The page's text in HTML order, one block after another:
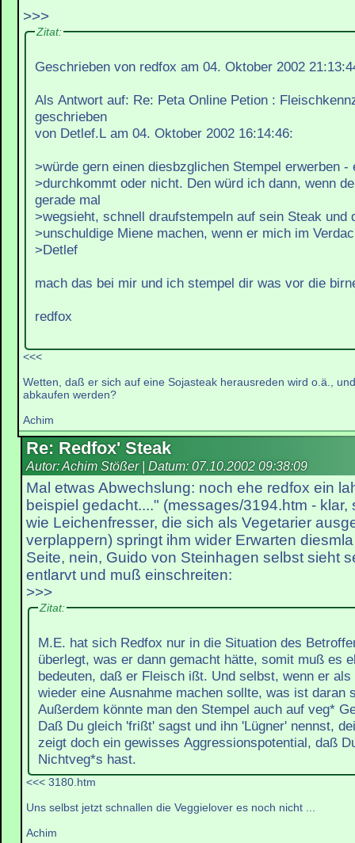
>>>
Zitat:
Geschrieben von redfox am 04. Oktober 2002
Als Antwort auf: Re: Peta Online Petion :
geschrieben
von Detlef.L am 04. Oktober 2002 16:14:46:
>würde gern einen diesbzglichen Stempel erwerben -
>durchkommt oder nicht. Den würd ich dann, wenn
gerade mal
>wegsieht, schnell draufstempeln auf sein Steak und
>unschuldige Miene machen, wenn er mich im
>Detlef
mach das bei mir und ich stempel dir was vor die
redfox
<<<
Wetten, daß er sich auf eine Sojasteak herausreden wird o.ä.,
abkaufen werden?
Achim
Re: Redfox' Steak
Autor: Achim Stößer | Datum: 07.10.2002 09:38:09
Mal etwas Abwechslung: noch ehe redfox ein
beispiel gedacht...." (messages/3194.htm - klar,
wie Leichenfresser, die sich als Vegetarier
verplappern) springt ihm wider Erwarten
Seite, nein, Guido von Steinhagen selbst sieht
entlarvt und muß einschreiten:
>>>
Zitat:
M.E. hat sich Redfox nur in die Situation des
überlegt, was er dann gemacht hätte, somit muß es
bedeuten, daß er Fleisch ißt. Und selbst, wenn er als
wieder eine Ausnahme machen sollte, was ist daran
Außerdem könnte man den Stempel auch auf veg*
Daß Du gleich 'frißt' sagst und ihn 'Lügner' nennst,
zeigt doch ein gewisses Aggressionspotential, daß
Nichtveg*s hast.
<<< 3180.htm
Uns selbst jetzt schnallen die Veggielover es noch nicht ...
Achim